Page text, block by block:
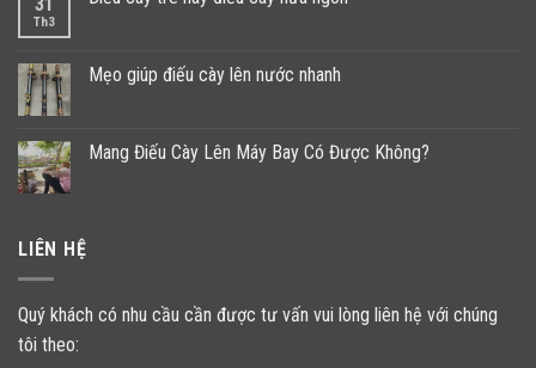
31
Th3
Mẹo giúp điếu cày lên nước nhanh
Mang Điếu Cày Lên Máy Bay Có Được Không?
LIÊN HỆ
Quý khách có nhu cầu cần được tư vấn vui lòng liên hệ với chúng
tôi theo: